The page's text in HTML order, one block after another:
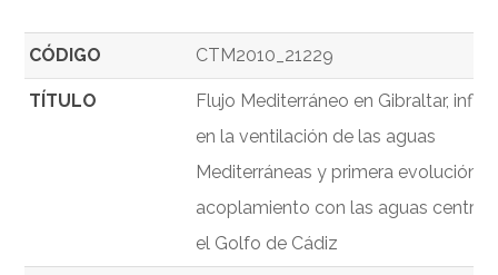
CÓDIGO CTM2010_21229
TÍTULO
Flujo Mediterráneo en Gibraltar,
en la ventilación de las aguas
Mediterráneas y primera evolución y
acoplamiento con las aguas
el Golfo de Cádiz